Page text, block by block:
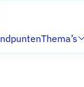
Submenu:
Thema’s